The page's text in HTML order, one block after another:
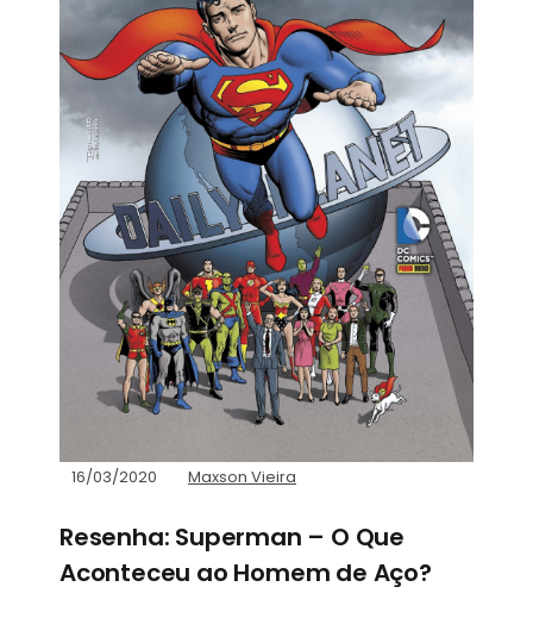
16/03/2020 Maxson Vieira
Resenha: Superman – O Que
Aconteceu ao Homem de Aço?